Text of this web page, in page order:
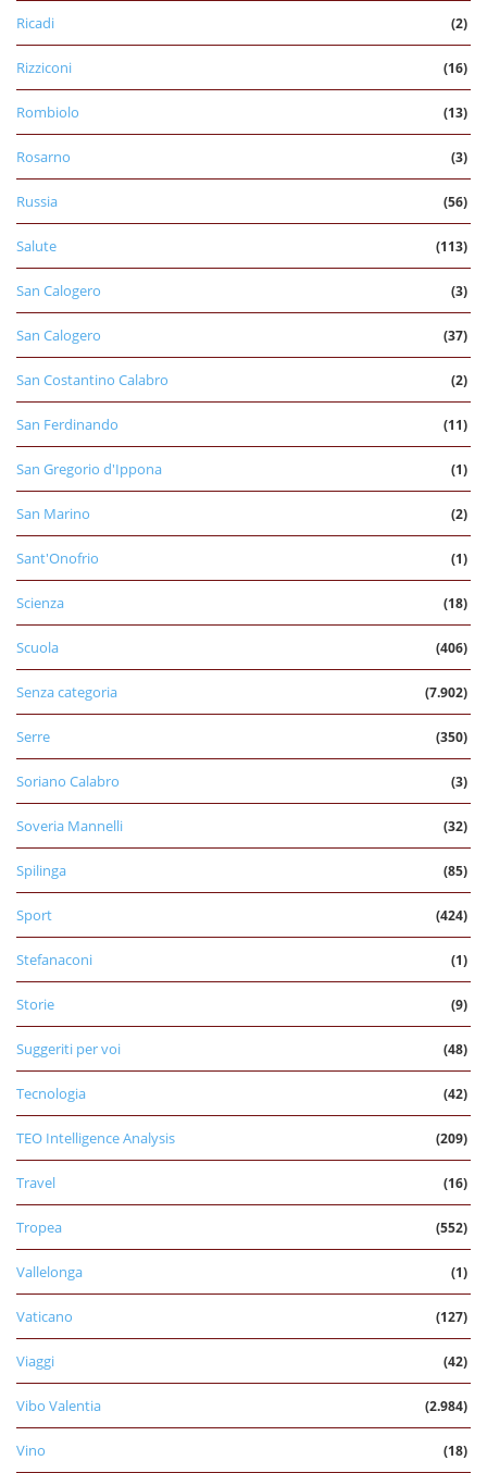
Ricadi (2)
Rizziconi (16)
Rombiolo (13)
Rosarno (3)
Russia (56)
Salute (113)
San Calogero (3)
San Calogero (37)
San Costantino Calabro (2)
San Ferdinando (11)
San Gregorio d'Ippona (1)
San Marino (2)
Sant'Onofrio (1)
Scienza (18)
Scuola (406)
Senza categoria (7.902)
Serre (350)
Soriano Calabro (3)
Soveria Mannelli (32)
Spilinga (85)
Sport (424)
Stefanaconi (1)
Storie (9)
Suggeriti per voi (48)
Tecnologia (42)
TEO Intelligence Analysis (209)
Travel (16)
Tropea (552)
Vallelonga (1)
Vaticano (127)
Viaggi (42)
Vibo Valentia (2.984)
Vino (18)